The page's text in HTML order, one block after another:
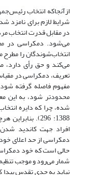
ازآنجا‌که انتخاب
شرایط لازم برای نامزد
در مقابل قدرت انتخاب
می‌شود. دمکراسی در
انتخاب‌شوندگان را
می‌کند و حق رأی
تعریف، دمکراسی در
مفهوم فاصله گرفته
محدودتر شود، به این
شده، چرا که دایره
1388: 296).
افراد جهت کاندید
دمکراسی از حد اعلای
حالی است که خود
شمار می‌رود و موجب تنظیم
نباید به حدی تقدس